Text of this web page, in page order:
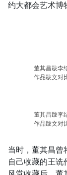
约大都会艺术博
董其昌跋李
作品跋文对
董其昌跋李
作品跋文对
当时，董其昌曾
自己收藏的王诜